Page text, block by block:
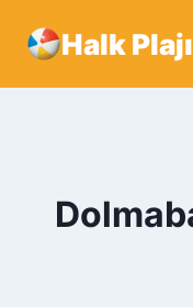
Halk Plajı